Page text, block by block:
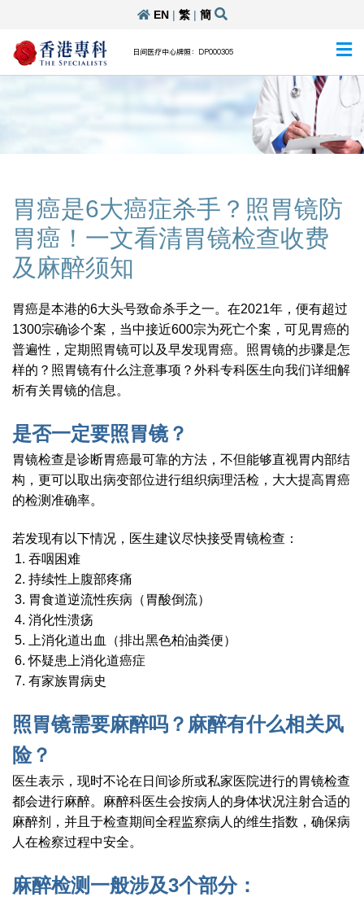
EN| 繁| 簡
日间医疗中心牌照：DP000305
胃癌是6大癌症杀手？照胃镜防
胃癌！一文看清胃镜检查收费
及麻醉须知
胃癌是本港的6大头号致命杀手之一。在2021年，便有超过
1300宗确诊个案，当中接近600宗为死亡个案，可见胃癌的
普遍性，定期照胃镜可以及早发现胃癌。照胃镜的步骤是怎
样的？照胃镜有什么注意事项？外科专科医生向我们详细解
析有关胃镜的信息。
是否一定要照胃镜？
胃镜检查是诊断胃癌最可靠的方法，不但能够直视胃内部结
构，更可以取出病变部位进行组织病理活检，大大提高胃癌
的检测准确率。
若发现有以下情况，医生建议尽快接受胃镜检查：
吞咽困难
持续性上腹部疼痛
胃食道逆流性疾病（胃酸倒流）
消化性溃疡
上消化道出血（排出黑色柏油粪便）
怀疑患上消化道癌症
有家族胃病史
照胃镜需要麻醉吗？麻醉有什么相关风
险？
医生表示，现时不论在日间诊所或私家医院进行的胃镜检查
都会进行麻醉。麻醉科医生会按病人的身体状况注射合适的
麻醉剂，并且于检查期间全程监察病人的维生指数，确保病
人在检察过程中安全。
麻醉检测一般涉及3个部分：